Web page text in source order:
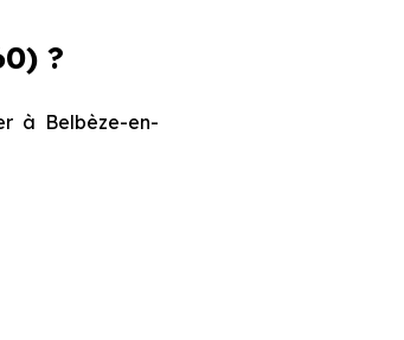
?
à Belbèze-en-